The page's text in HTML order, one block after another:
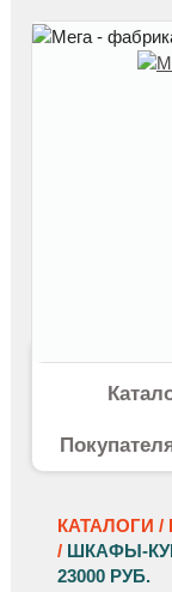
КАТАЛОГИ /
/ ШКАФЫ-
23000 РУБ.